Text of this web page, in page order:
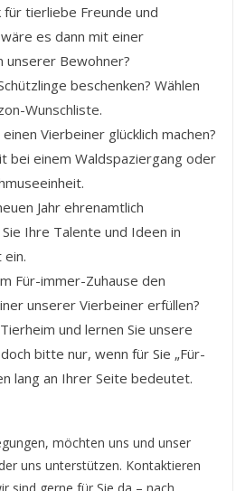
für tierliebe Freunde und
es dann mit einer
unserer Bewohner?
beschenken? Wählen
Wunschliste.
Vierbeiner glücklich machen?
bei einem Waldspaziergang oder
Jahr ehrenamtlich
Ihre Talente und Ideen in
Für-immer-Zuhause den
unserer Vierbeiner erfüllen?
und lernen Sie unsere
bitte nur, wenn für Sie „Für-
lang an Ihrer Seite bedeutet.
möchten uns und unser
uns unterstützen. Kontaktieren